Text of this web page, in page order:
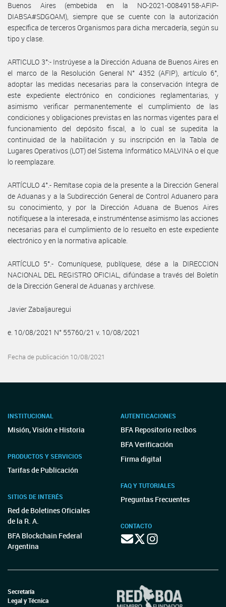
Buenos Aires (embebida en la NO-2021-00849158-AFIP-
DIABSA#SDGOAM), siempre que se cuente con la autorización
específica de terceros Organismos para dicha mercadería, según su
tipo y clase.
ARTICULO 3°:- Instrúyese a la Dirección Aduana de Buenos Aires en
el marco de la Resolución General N° 4352 (AFIP), artículo 6°,
adoptar las medidas necesarias para la conservación íntegra de
este expediente electrónico en condiciones reglamentarias, y
asimismo verificar permanentemente el cumplimiento de las
condiciones y obligaciones previstas en las normas vigentes para el
funcionamiento del depósito fiscal, a lo cual se supedita la
continuidad de la habilitación y su inscripción en la Tabla de
Lugares Operativos (LOT) del Sistema Informático MALVINA o el que
lo reemplazare.
ARTÍCULO 4°.- Remítase copia de la presente a la Dirección General
de Aduanas y a la Subdirección General de Control Aduanero para
su conocimiento, y por la Dirección Aduana de Buenos Aires
notifíquese a la interesada, e instruméntense asimismo las acciones
necesarias para el cumplimiento de lo resuelto en este expediente
electrónico y en la normativa aplicable.
ARTÍCULO 5°.- Comuníquese, publíquese, dése a la DIRECCION
NACIONAL DEL REGISTRO OFICIAL, difúndase a través del Boletín
de la Dirección General de Aduanas y archívese.
Javier Zabaljauregui
e. 10/08/2021 N° 55760/21 v. 10/08/2021
Fecha de publicación 10/08/2021
INSTITUCIONAL
Misión, Visión e Historia
PRODUCTOS Y SERVICIOS
Tarifas de Publicación
SITIOS DE INTERÉS
Red de Boletines Oficiales
de la R. A.
BFA Blockchain Federal
Argentina
AUTENTICACIONES
BFA Repositorio recibos
BFA Verificación
Firma digital
FAQ Y TUTORIALES
Preguntas Frecuentes
CONTACTO
Secretaría
Legal y Técnica